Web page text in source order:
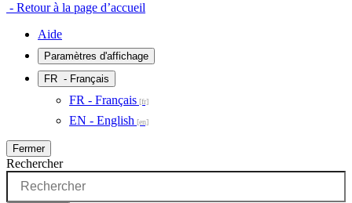
- Retour à la page d’accueil
Aide
Paramètres d'affichage
FR - Français
FR - Français
EN - English
Fermer
Rechercher